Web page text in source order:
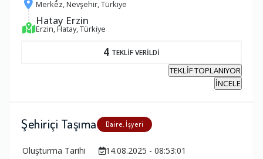
Merkez, Nevşehir, Türkiye
Hatay Erzin
Erzin, Hatay, Türkiye
4 TEKLİF VERİLDİ
TEKLİF TOPLANIYOR
İNCELE
Şehiriçi Taşıma Daire, İşyeri
Oluşturma Tarihi
14.08.2025 - 08:53:01